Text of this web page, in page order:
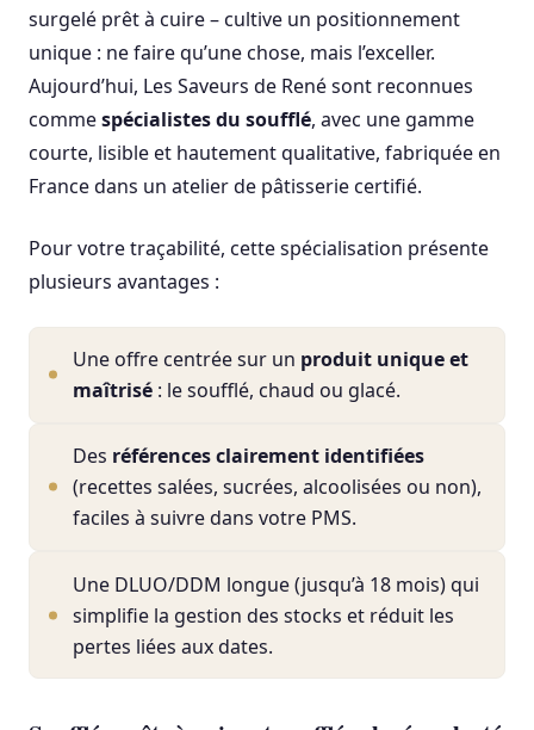
surgelé prêt à cuire – cultive un positionnement
unique : ne faire qu’une chose, mais l’exceller.
Aujourd’hui, Les Saveurs de René sont reconnues
commespécialistes du soufflé, avec une gamme
courte, lisible et hautement qualitative, fabriquée en
France dans un atelier de pâtisserie certifié.
Pour votre traçabilité, cette spécialisation présente
plusieurs avantages :
Une offre centrée sur un produit unique et
maîtrisé : le soufflé, chaud ou glacé.
Des références clairement identifiées
(recettes salées, sucrées, alcoolisées ou non),
faciles à suivre dans votre PMS.
Une DLUO/DDM longue (jusqu’à 18 mois) qui
simplifie la gestion des stocks et réduit les
pertes liées aux dates.